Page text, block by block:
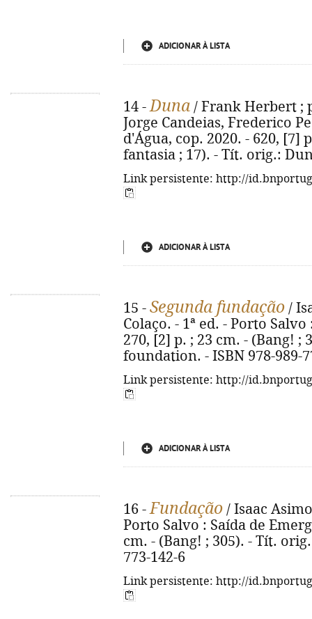
ADICIONAR À LISTA
14 -Duna / Frank Herbert ;
Jorge Candeias, Frederico
d'Água, cop. 2020. - 620, [7]
fantasia ; 17). - Tít. orig.:
Link persistente: http://
ADICIONAR À LISTA
15 - Segunda fundação /
Colaço. - 1ª ed. - Porto
270, [2] p. ; 23 cm. - (Bang! ;
foundation. - ISBN 978-989-
Link persistente: http://
ADICIONAR À LISTA
16 -Fundação / Isaac
Porto Salvo : Saída de
cm. - (Bang! ; 305). - Tít.
773-142-6
Link persistente: http://